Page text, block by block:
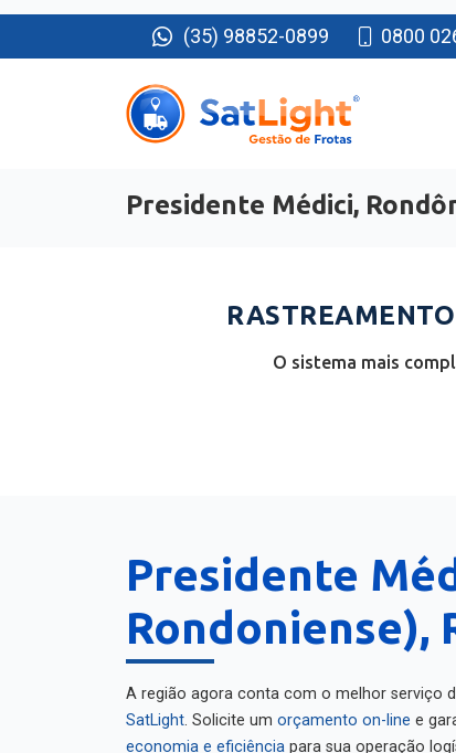
(35) 98852-0899 0800
Presidente Médici,
O sistema mais
Presidente
Rondoniense),
A região agora conta com o melhor serviço
SatLight . Solicite um orçamento on-line
e
economia e eficiência
para sua operação